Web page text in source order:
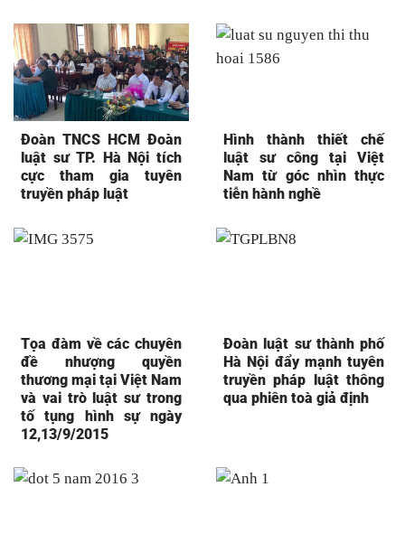
Đoàn TNCS HCM Đoàn
luật sư TP. Hà Nội tích
cực tham gia tuyên
truyền pháp luật
Hình thành thiết chế
luật sư công tại Việt
Nam từ góc nhìn thực
tiễn hành nghề
Tọa đàm về các chuyên
đề nhượng quyền
thương mại tại Việt Nam
và vai trò luật sư trong
tố tụng hình sự ngày
12,13/9/2015
Đoàn luật sư thành phố
Hà Nội đẩy mạnh tuyên
truyền pháp luật thông
qua phiên toà giả định